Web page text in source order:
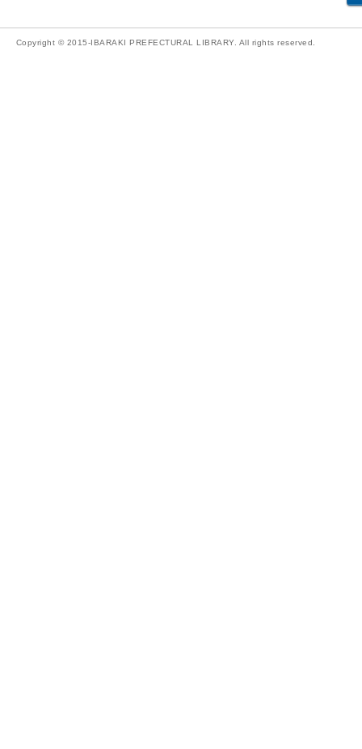
Copyright © 2015-IBARAKI PREFECTURAL LIBRARY. All rights reserved.